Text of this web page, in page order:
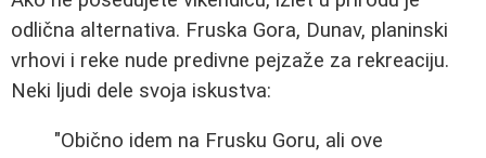
odlična alternativa. Fruska Gora, Dunav, planinski
vrhovi i reke nude predivne pejzaže za rekreaciju.
Neki ljudi dele svoja iskustva:
"Obično idem na Frusku Goru, ali ove